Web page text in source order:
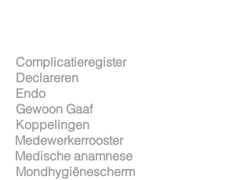
Complicatieregister
Declareren
Endo
Gewoon Gaaf
Koppelingen
Medewerkerrooster
Medische anamnese
Mondhygiënescherm